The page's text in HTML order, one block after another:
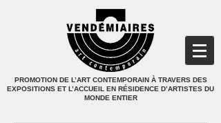
PROMOTION DE L’ART CONTEMPORAIN À TRAVERS DES
EXPOSITIONS ET L’ACCUEIL EN RÉSIDENCE D’ARTISTES DU
MONDE ENTIER